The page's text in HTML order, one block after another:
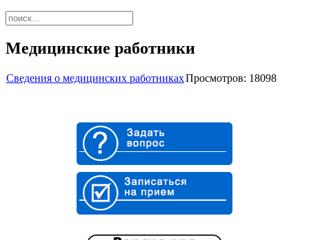
Медицинские работники
Сведения о медицинских работникахПросмотров: 18098